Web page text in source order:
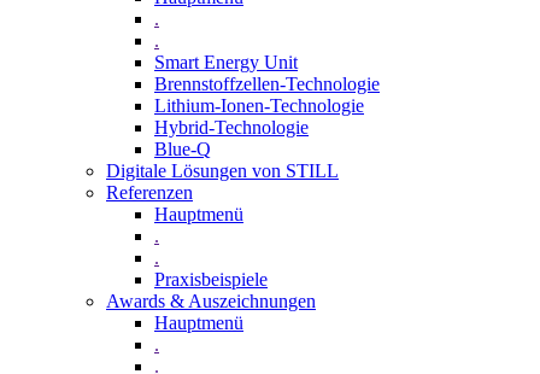
.
.
Smart Energy Unit
Brennstoffzellen-Technologie
Lithium-Ionen-Technologie
Hybrid-Technologie
Blue-Q
Digitale Lösungen von STILL
Referenzen
Hauptmenü
.
.
Praxisbeispiele
Awards & Auszeichnungen
Hauptmenü
.
.